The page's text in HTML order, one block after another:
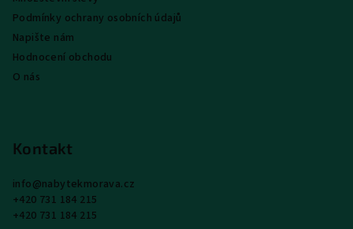
Podmínky ochrany osobních údajů
Napište nám
Hodnocení obchodu
O nás
Kontakt
info@nabytekmorava.cz
+420 731 184 215
+420 731 184 215